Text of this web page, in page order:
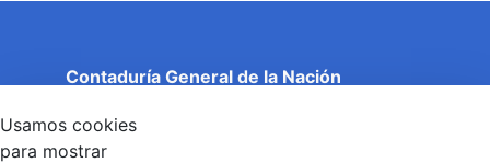
Contaduría General de la Nación
Entidad adscrita al Ministerio de Hacienda y Crédito
Público
Usamos cookies
para mostrar